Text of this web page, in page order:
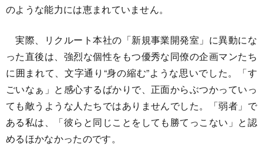
のような能力には恵まれていません。
実際、リクルート本社の「新規事業開発室」に異動にな
った直後は、強烈な個性をもつ優秀な同僚の企画マンたち
に囲まれて、文字通り“身の縮む”ような思いでした。「す
ごいなぁ」と感心するばかりで、正面からぶつかっていっ
ても敵うような人たちではありませんでした。「弱者」で
ある私は、「彼らと同じことをしても勝てっこない」と認
めるほかなかったのです。